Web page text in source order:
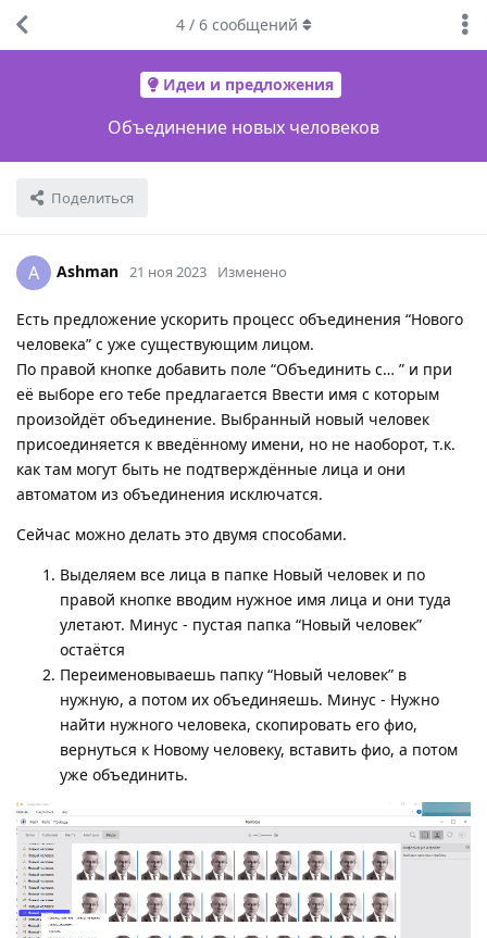
Идеи и предложения
Объединение новых человеков
Поделиться
4/ 6сообщений
A Ashman 21 ноя 2023 Изменено
Есть предложение ускорить процесс объединения “Нового
человека” с уже существующим лицом.
По правой кнопке добавить поле “Объединить с… ” и при
её выборе его тебе предлагается Ввести имя с которым
произойдёт объединение. Выбранный новый человек
присоединяется к введённому имени, но не наоборот, т.к.
как там могут быть не подтверждённые лица и они
автоматом из объединения исключатся.
Сейчас можно делать это двумя способами.
Выделяем все лица в папке Новый человек и по
правой кнопке вводим нужное имя лица и они туда
улетают. Минус - пустая папка “Новый человек”
остаётся
Переименовываешь папку “Новый человек” в
нужную, а потом их объединяешь. Минус - Нужно
найти нужного человека, скопировать его фио,
вернуться к Новому человеку, вставить фио, а потом
уже объединить.